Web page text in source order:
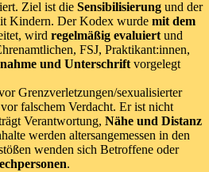
Ziel ist die Sensibilisierung und der
Kindern. Der Kodex wurde mit dem
wird regelmäßig evaluiert und
FSJ, Praktikant:innen,
und Unterschrift vorgelegt
Grenzverletzungen/sexualisierter
vor falschem Verdacht. Er ist nicht
Verantwortung, Nähe und Distanz
werden altersangemessen in den
wenden sich Betroffene oder
.